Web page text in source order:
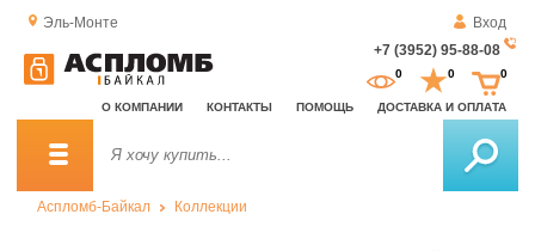
Эль-Монте
Вход
+7 (3952) 95-88-08
О КОМПАНИИ КОНТАКТЫ ПОМОЩЬ ДОСТАВКА И ОПЛАТА
0 0 0
Аспломб-Байкал Коллекции